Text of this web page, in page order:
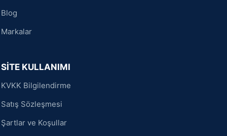
Blog
Markalar
SİTE KULLANIMI
KVKK Bilgilendirme
Satış Sözleşmesi
Şartlar ve Koşullar